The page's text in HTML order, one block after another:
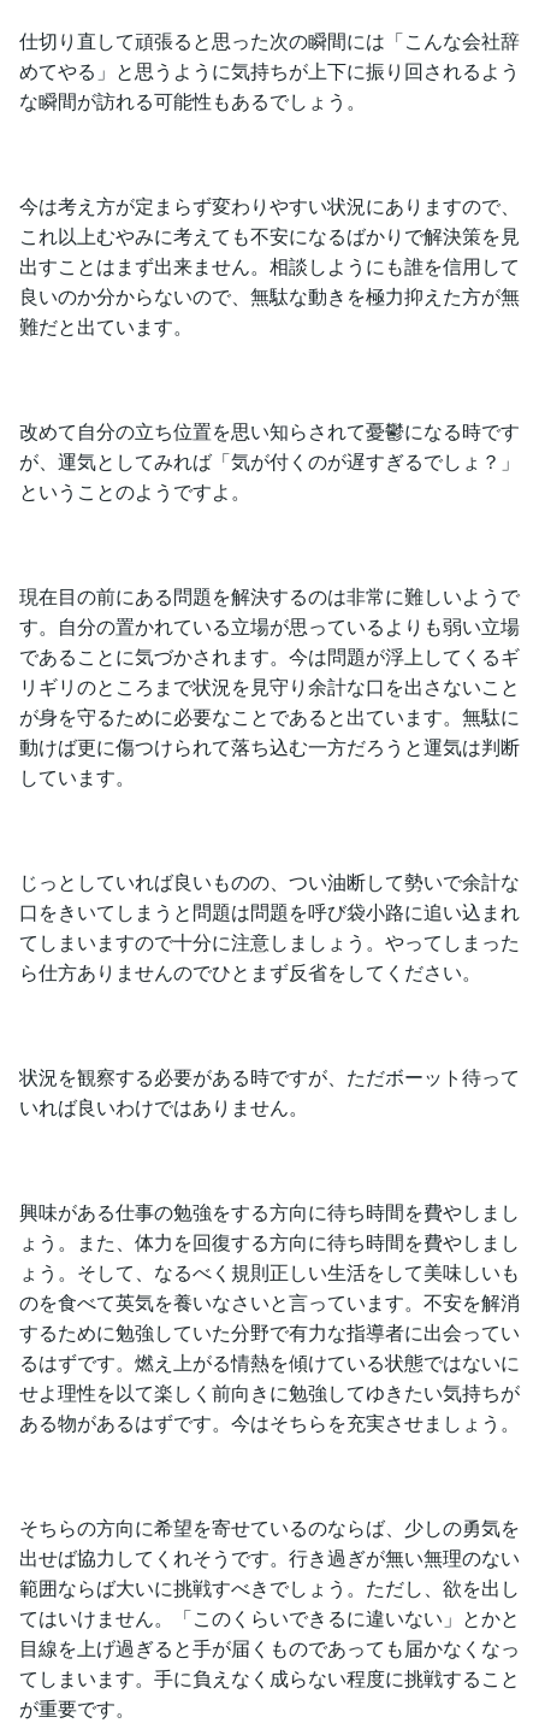
仕切り直して頑張ると思った次の瞬間には「こんな会社辞
めてやる」と思うように気持ちが上下に振り回されるよう
な瞬間が訪れる可能性もあるでしょう。
今は考え方が定まらず変わりやすい状況にありますので、
これ以上むやみに考えても不安になるばかりで解決策を見
出すことはまず出来ません。相談しようにも誰を信用して
良いのか分からないので、無駄な動きを極力抑えた方が無
難だと出ています。
改めて自分の立ち位置を思い知らされて憂鬱になる時です
が、運気としてみれば「気が付くのが遅すぎるでしょ？」
ということのようですよ。
現在目の前にある問題を解決するのは非常に難しいようで
す。自分の置かれている立場が思っているよりも弱い立場
であることに気づかされます。今は問題が浮上してくるギ
リギリのところまで状況を見守り余計な口を出さないこと
が身を守るために必要なことであると出ています。無駄に
動けば更に傷つけられて落ち込む一方だろうと運気は判断
しています。
じっとしていれば良いものの、つい油断して勢いで余計な
口をきいてしまうと問題は問題を呼び袋小路に追い込まれ
てしまいますので十分に注意しましょう。やってしまった
ら仕方ありませんのでひとまず反省をしてください。
状況を観察する必要がある時ですが、ただボーット待って
いれば良いわけではありません。
興味がある仕事の勉強をする方向に待ち時間を費やしまし
ょう。また、体力を回復する方向に待ち時間を費やしまし
ょう。そして、なるべく規則正しい生活をして美味しいも
のを食べて英気を養いなさいと言っています。不安を解消
するために勉強していた分野で有力な指導者に出会ってい
るはずです。燃え上がる情熱を傾けている状態ではないに
せよ理性を以て楽しく前向きに勉強してゆきたい気持ちが
ある物があるはずです。今はそちらを充実させましょう。
そちらの方向に希望を寄せているのならば、少しの勇気を
出せば協力してくれそうです。行き過ぎが無い無理のない
範囲ならば大いに挑戦すべきでしょう。ただし、欲を出し
てはいけません。「このくらいできるに違いない」とかと
目線を上げ過ぎると手が届くものであっても届かなくなっ
てしまいます。手に負えなく成らない程度に挑戦すること
が重要です。